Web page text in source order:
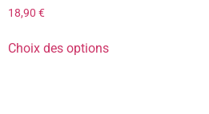
18,90 €
Choix des options